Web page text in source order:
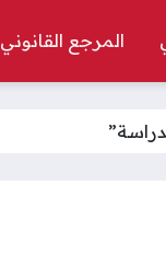
المرجع القانوني